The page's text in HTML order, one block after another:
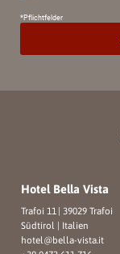
Hotel Bella Vista
Trafoi 11 39029 Trafoi
Südtirol | Italien
hotel@bella-vista.it